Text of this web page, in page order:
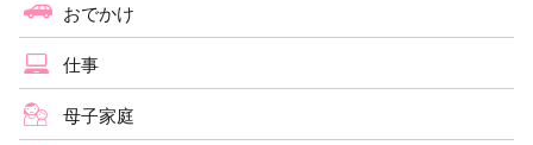
おでかけ
仕事
母子家庭